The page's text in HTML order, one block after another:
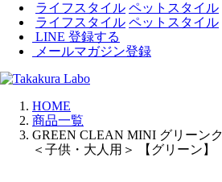
ライフスタイル ペットスタイル
ライフスタイル ペットスタイル
LINE 登録する
メールマガジン登録
HOME
商品一覧
GREEN CLEAN MINI グリーン
＜子供・大人用＞ 【グリーン】